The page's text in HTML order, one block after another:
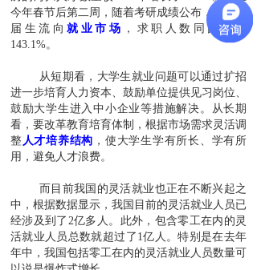
今年春节后第二周，随着考研成绩公布，更多应
届生流向 就业市场 ，求职人数同比增长
143.1%。
从短期看，大学生就业问题可以通过扩招
进一步培育人力资本、鼓励单位提供见习岗位、
鼓励大学生进入中小企业等措施解决。从长期
看，要改革教育培育体制，根据市场需求灵活调
整 人才培养结构 ，使大学生学有所长、学有所
用，避免人才浪费。
而目前我国的灵活就业也正在不断兴起之
中，根据数据显示，我国目前的灵活就业人员已
经涉及到了2亿多人。此外，包含零工在内的灵
活就业人员总数就超过了1亿人。特别是在去年
年中，我国包括零工在内的灵活就业人员数量可